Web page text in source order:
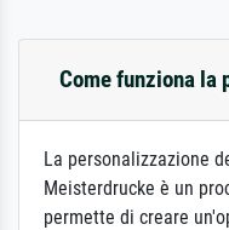
Come funziona la
La personalizzazione
Meisterdrucke è un
permette di creare